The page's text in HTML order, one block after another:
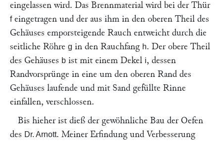
eingelassen wird. Das Brennmaterial wird bei der Thür
feingetragen und der aus ihm in den oberen Theil des
Gehäuses emporsteigende Rauch entweicht durch die
seitliche Röhre g in den Rauchfang h. Der obere Theil
des Gehäuses b ist mit einem Dekel i, dessen
Randvorsprünge in eine um den oberen Rand des
Gehäuses laufende und mit Sand gefüllte Rinne
einfallen, verschlossen.
Bis hieher ist dieß der gewöhnliche Bau der Oefen
des Dr. Arnott. Meiner Erfindung und Verbesserung